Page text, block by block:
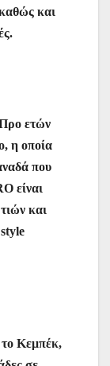
και
ετών
η οποία
που
είναι
και
το Κεμπέκ,